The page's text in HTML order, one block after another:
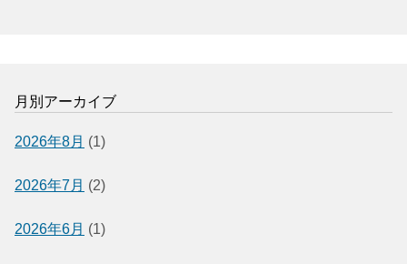
月別アーカイブ
2026年8月 (1)
2026年7月 (2)
2026年6月 (1)